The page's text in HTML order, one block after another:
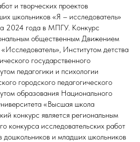
и творческих проектов
школьников «Я – исследователь»
2024 года в МПГУ. Конкурс
общественным Движением
Институтом детства
государственного
педагогики и психологии
городского педагогического
образования Национального
«Высшая школа
конкурс является региональным
конкурса исследовательских работ
дошкольников и младших школьников